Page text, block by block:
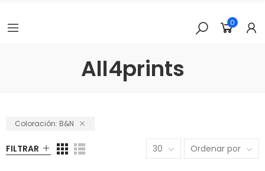
0
All4prints
Coloración: B&N
FILTRAR 30 Ordenar por